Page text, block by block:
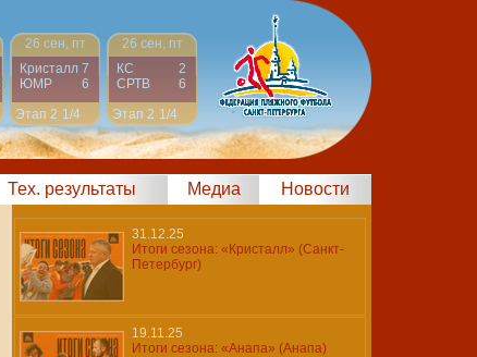
26 сен, пт
Кристалл 7
ЮМР
6
Этап 2 1/4
26 сен, пт
КС
2
СРТВ
6
Этап 2 1/4
Тех. результаты Медиа Новости
31.12.25
Итоги сезона: «Кристалл» (Санкт-
Петербург)
19.11.25
Итоги сезона: «Анапа» (Анапа)